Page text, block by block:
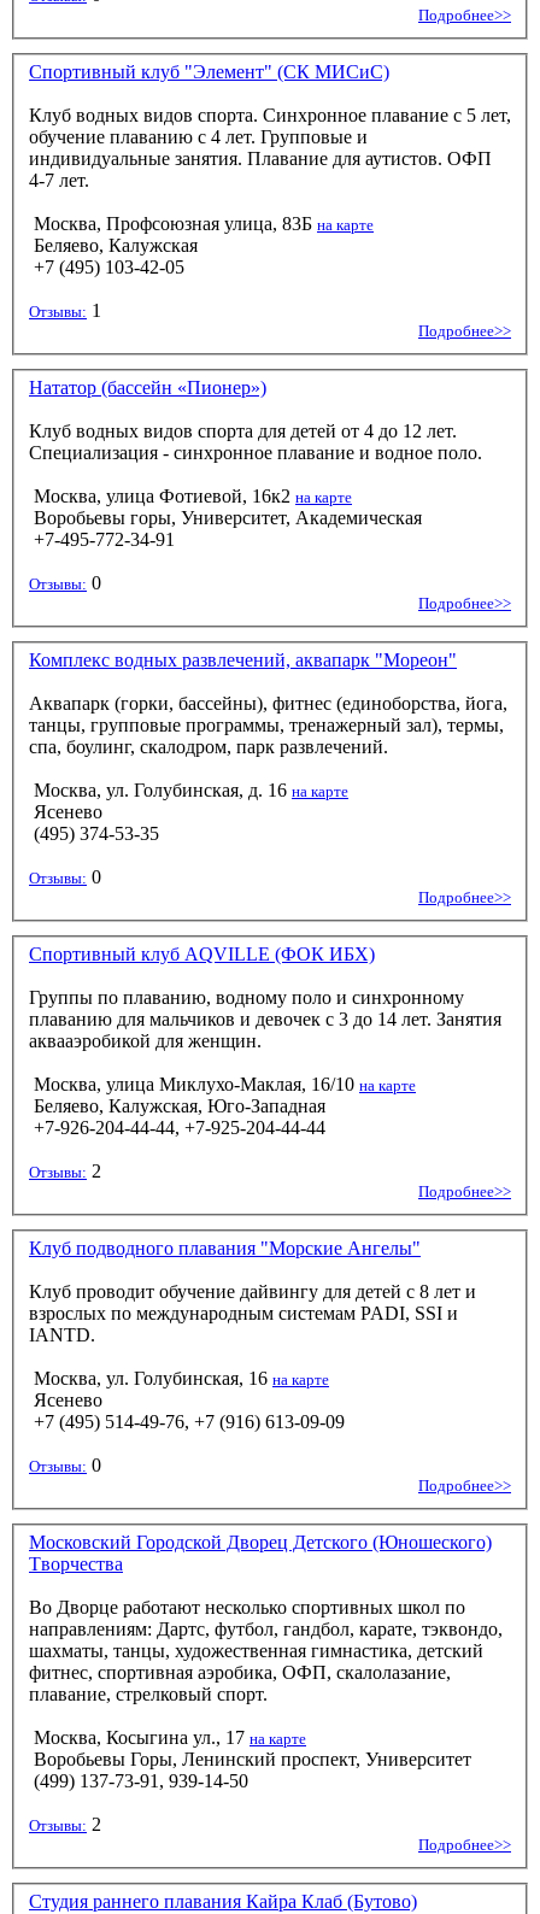
Подробнее>>
Спортивный клуб "Элемент" (СК МИСиС)
Клуб водных видов спорта. Синхронное плавание с 5 лет,
обучение плаванию с 4 лет. Групповые и
индивидуальные занятия. Плавание для аутистов. ОФП
4-7 лет.
Москва, Профсоюзная улица, 83Б на карте
Беляево, Калужская
+7 (495) 103-42-05
Отзывы: 1
Подробнее>>
Нататор (бассейн «Пионер»)
Клуб водных видов спорта для детей от 4 до 12 лет.
Специализация - синхронное плавание и водное поло.
Москва, улица Фотиевой, 16к2 на карте
Воробьевы горы, Университет, Академическая
+7-495-772-34-91
Отзывы: 0
Подробнее>>
Комплекс водных развлечений, аквапарк "Мореон"
Аквапарк (горки, бассейны), фитнес (единоборства, йога,
танцы, групповые программы, тренажерный зал), термы,
спа, боулинг, скалодром, парк развлечений.
Москва, ул. Голубинская, д. 16 на карте
Ясенево
(495) 374-53-35
Отзывы: 0
Подробнее>>
Спортивный клуб AQVILLE (ФОК ИБХ)
Группы по плаванию, водному поло и синхронному
плаванию для мальчиков и девочек с 3 до 14 лет. Занятия
аквааэробикой для женщин.
Москва, улица Миклухо-Маклая, 16/10 на карте
Беляево, Калужская, Юго-Западная
+7-926-204-44-44, +7-925-204-44-44
Отзывы: 2
Подробнее>>
Клуб подводного плавания "Морские Ангелы"
Клуб проводит обучение дайвингу для детей с 8 лет и
взрослых по международным системам PADI, SSI и
IANTD.
Москва, ул. Голубинская, 16 на карте
Ясенево
+7 (495) 514-49-76, +7 (916) 613-09-09
Отзывы: 0
Подробнее>>
Московский Городской Дворец Детского (Юношеского)
Tворчества
Во Дворце работают несколько спортивных школ по
направлениям: Дартс, футбол, гандбол, карате, тэквондо,
шахматы, танцы, художественная гимнастика, детский
фитнес, спортивная аэробика, ОФП, скалолазание,
плавание, стрелковый спорт.
Москва, Косыгина ул., 17 на карте
Воробьевы Горы, Ленинский проспект, Университет
(499) 137-73-91, 939-14-50
Отзывы: 2
Подробнее>>
Студия раннего плавания Кайра Клаб (Бутово)